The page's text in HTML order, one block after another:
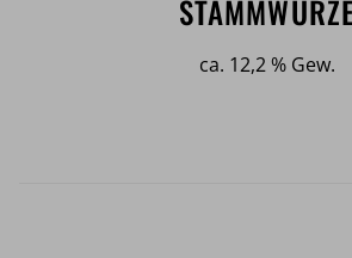
STAMMWÜRZE
ca. 12,2 % Gew.